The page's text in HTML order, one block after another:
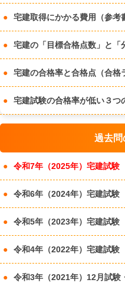
宅建取得にかかる費用（参考
宅建の「目標合格点数」と「
宅建の合格率と合格点（合格
宅建試験の合格率が低い３つ
過去問
令和7年（2025年）宅建試験
令和6年（2024年）宅建試験
令和5年（2023年）宅建試験
令和4年（2022年）宅建試験
令和3年（2021年）12月試験